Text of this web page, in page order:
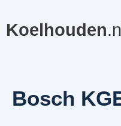
Koelhouden
Bosch